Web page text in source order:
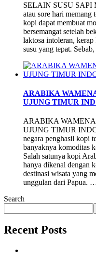
SELAIN SUSU SAPI
atau sore hari memang
kopi dapat membuat
bersemangat setelah
laktosa intoleran,
susu yang tepat.
ARABIKA
UJUNG TIMUR
ARABIKA
UJUNG TIMUR
negara penghasil kopi
banyaknya komoditas
Salah satunya kopi
hanya dikenal dengan
destinasi wisata yang
unggulan dari Papua.
Search
Recent Posts